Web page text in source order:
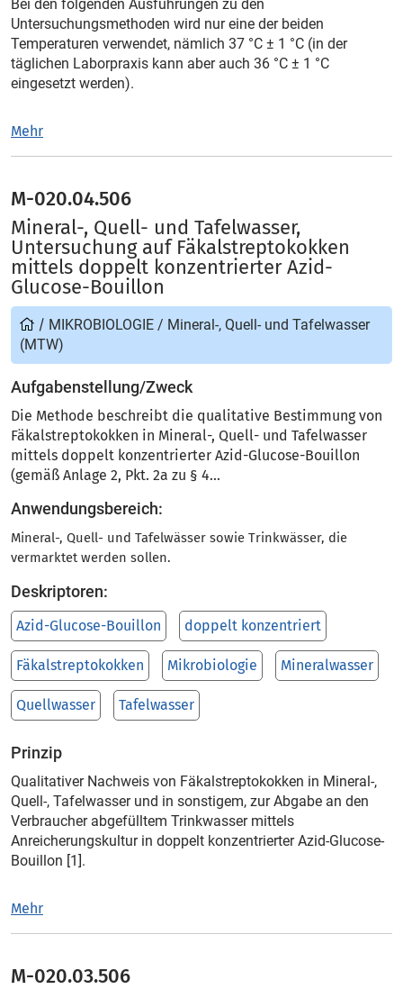
Bei den folgenden Ausführungen zu den
Untersuchungsmethoden wird nur eine der beiden
Temperaturen verwendet, nämlich 37 °C ± 1 °C (in der
täglichen Laborpraxis kann aber auch 36 °C ± 1 °C
eingesetzt werden).
Mehr
M-020.04.506
Mineral-, Quell- und Tafelwasser,
Untersuchung auf Fäkalstreptokokken
mittels doppelt konzentrierter Azid-
Glucose-Bouillon
/ MIKROBIOLOGIE / Mineral-, Quell- und Tafelwasser
(MTW)
Aufgabenstellung/Zweck
Die Methode beschreibt die qualitative Bestimmung von
Fäkalstreptokokken in Mineral-, Quell- und Tafelwasser
mittels doppelt konzentrierter Azid-Glucose-Bouillon
(gemäß Anlage 2, Pkt. 2a zu § 4...
Anwendungsbereich:
Mineral-, Quell- und Tafelwässer sowie Trinkwässer, die
vermarktet werden sollen.
Deskriptoren:
Azid-Glucose-Bouillon doppelt konzentriert
Fäkalstreptokokken Mikrobiologie Mineralwasser
Quellwasser Tafelwasser
Prinzip
Qualitativer Nachweis von Fäkalstreptokokken in Mineral-,
Quell-, Tafelwasser und in sonstigem, zur Abgabe an den
Verbraucher abgefülltem Trinkwasser mittels
Anreicherungskultur in doppelt konzentrierter Azid-Glucose-
Bouillon [1].
Mehr
M-020.03.506